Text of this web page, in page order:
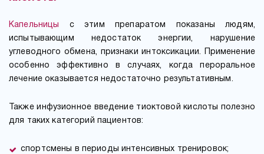
Капельницы
с этим препаратом показаны людям,
испытывающим недостаток энергии, нарушение
углеводного обмена, признаки интоксикации. Применение
особенно эффективно в случаях, когда пероральное
лечение оказывается недостаточно результативным.
Также инфузионное введение тиоктовой кислоты полезно
для таких категорий пациентов:
спортсмены в периоды интенсивных тренировок;